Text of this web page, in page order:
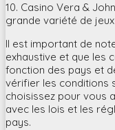
10. Casino Vera &
grande variété de
Il est important de
exhaustive et que les
fonction des pays et
vérifier les conditions
choisissez pour vous
avec les lois et les
pays.